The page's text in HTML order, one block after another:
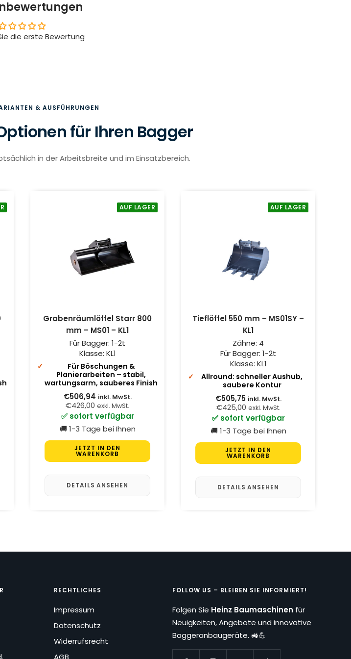
die erste Bewertung
& AUSFÜHRUNGEN
für Ihren Bagger
in der Arbeitsbreite und im Einsatzbereich.
AUF LAGER
Grabenräumlöffel Starr 800
mm – MS01 – KL1
Für Bagger: 1-2t
Klasse: KL1
Für Böschungen &
Planierarbeiten – stabil,
wartungsarm, sauberes Finish
€506,94 inkl. MwSt.
€426,00 exkl. MwSt.
✅ sofort verfügbar
🚚 1-3 Tage bei Ihnen
JETZT IN DEN
WARENKORB
DETAILS ANSEHEN
AUF LAGER
Tieflöffel 550 mm – MS01SY –
KL1
Zähne: 4
Für Bagger: 1-2t
Klasse: KL1
Allround: schneller Aushub,
saubere Kontur
€505,75 inkl. MwSt.
€425,00 exkl. MwSt.
✅ sofort verfügbar
🚚 1-3 Tage bei Ihnen
JETZT IN DEN
WARENKORB
DETAILS ANSEHEN
RECHTLICHES
Impressum
Datenschutz
Widerrufsrecht
AGB
FOLLOW US – BLEIBEN SIE INFORMIERT!
Folgen Sie Heinz Baumaschinen für
Neuigkeiten, Angebote und innovative
Baggeranbaugeräte. 🚜💪